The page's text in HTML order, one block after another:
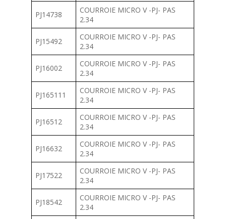
PJ14738
COURROIE MICRO V -PJ- PAS
2.34
PJ15492
COURROIE MICRO V -PJ- PAS
2.34
PJ16002
COURROIE MICRO V -PJ- PAS
2.34
PJ165111
COURROIE MICRO V -PJ- PAS
2.34
PJ16512
COURROIE MICRO V -PJ- PAS
2.34
PJ16632
COURROIE MICRO V -PJ- PAS
2.34
PJ17522
COURROIE MICRO V -PJ- PAS
2.34
PJ18542
COURROIE MICRO V -PJ- PAS
2.34